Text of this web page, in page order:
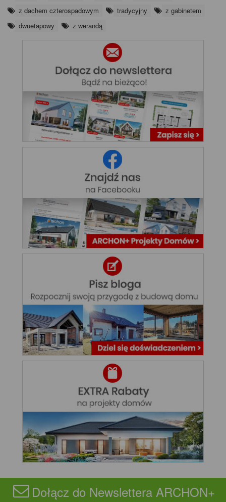
z dachem czterospadowym tradycyjny
z gabinetem
dwuetapowy
z werandą
Dołącz do Newslettera ARCHON+